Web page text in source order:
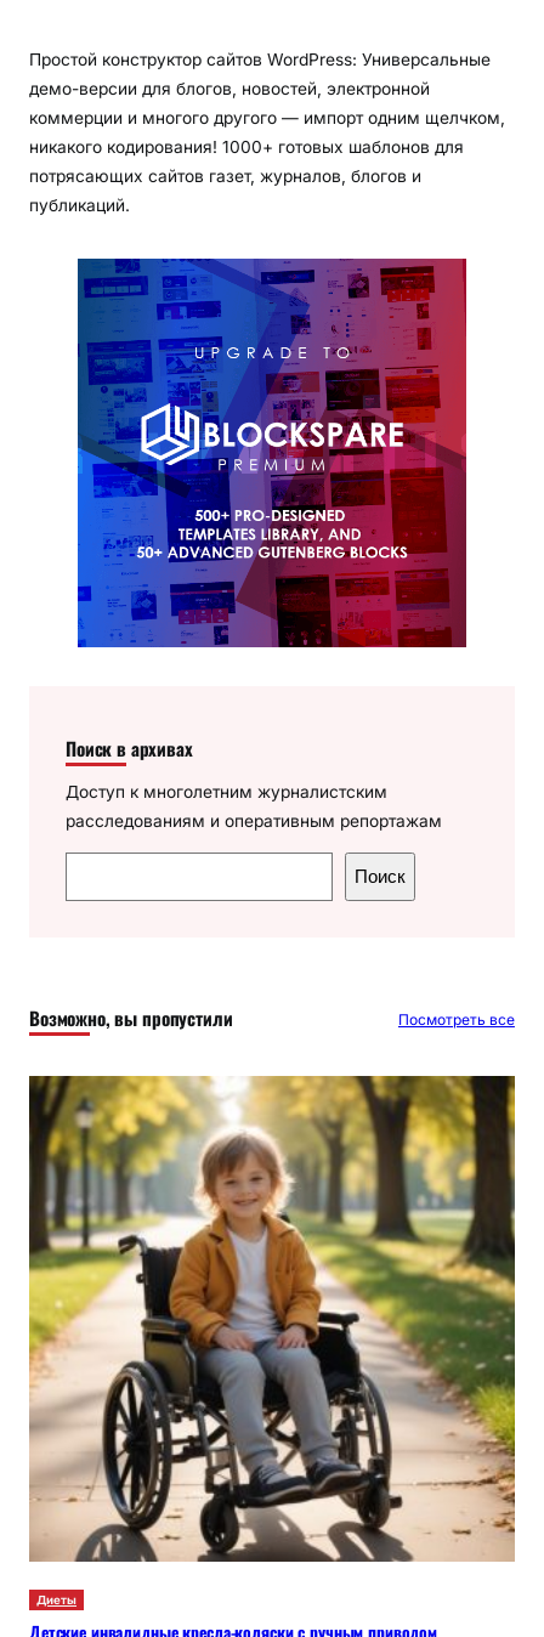
Простой конструктор сайтов WordPress: Универсальные
демо-версии для блогов, новостей, электронной
коммерции и многого другого — импорт одним щелчком,
никакого кодирования! 1000+ готовых шаблонов для
потрясающих сайтов газет, журналов, блогов и
публикаций.
Поиск в архивах
Доступ к многолетним журналистским
расследованиям и оперативным репортажам
о
Поиск
Возможно, вы пропустили Посмотреть все
Диеты
Детские инвалидные кресла-коляски с ручным приводом